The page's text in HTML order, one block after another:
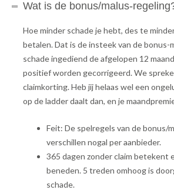
Wat is de bonus/malus-
Hoe minder schade je hebt, des te
betalen. Dat is de insteek van de bonus-
schade ingediend de afgelopen 12
positief worden gecorrigeerd. We
claimkorting. Heb jij helaas wel een
op de ladder daalt dan, en je
Feit: De spelregels van de bonus/
verschillen nogal per aanbieder.
365 dagen zonder claim betekent
beneden. 5 treden omhoog is
schade.